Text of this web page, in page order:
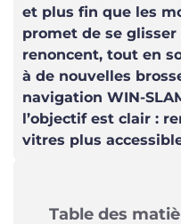
et plus fin que les
promet de se
renoncent, tout en
à de nouvelles
navigation WIN-
l’objectif est clair :
vitres plus
Table des